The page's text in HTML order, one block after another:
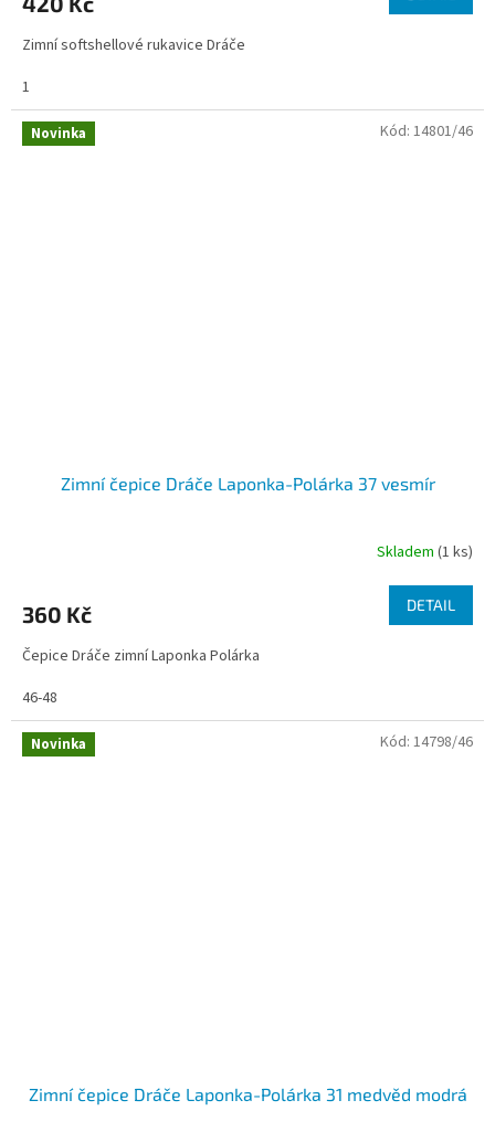
Zimní softshellové rukavice Dráče
1
Novinka
Zimní čepice Dráče Laponka-Polárka 37 vesmír
Skladem (1 ks)
360 Kč DETAIL
Čepice Dráče zimní Laponka Polárka
46-48
Kód: 14801/46
Novinka
Zimní čepice Dráče Laponka-Polárka 31 medvěd modrá
Kód: 14798/46